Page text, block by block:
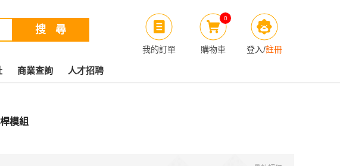
我的訂單
0
購物車 登入/註冊
商業查詢 人才招聘
模組